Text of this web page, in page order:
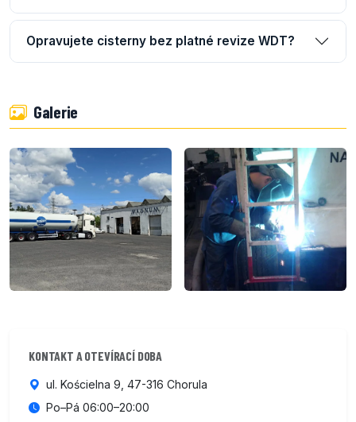
Opravujete cisterny bez platné revize WDT?
Galerie
KONTAKT A OTEVÍRACÍ DOBA
ul. Kościelna 9, 47-316 Chorula
Po–Pá 06:00–20:00